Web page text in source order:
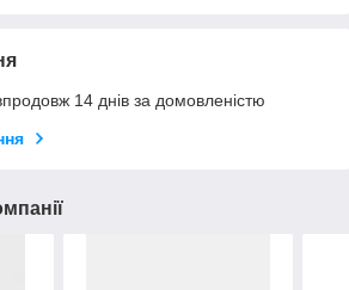
14 днів за домовленістю